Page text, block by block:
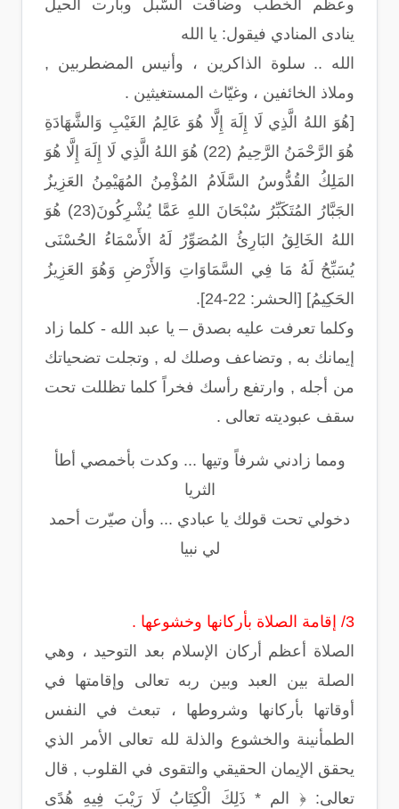
وعظم الخطب وضاقت السُّبل وبارت الحيل
ينادى المنادي فيقول: يا الله
الله .. سلوة الذاكرين ، وأنيس المضطربين ,
وملاذ الخائفين ، وغيّاث المستغيثين .
[هُوَ اللهُ الَّذِي لَا إِلَهَ إِلَّا هُوَ عَالِمُ الغَيْبِ وَالشَّهَادَةِ
هُوَ الرَّحْمَنُ الرَّحِيمُ (22) هُوَ اللهُ الَّذِي لَا إِلَهَ إِلَّا هُوَ
المَلِكُ القُدُّوسُ السَّلَامُ المُؤْمِنُ المُهَيْمِنُ العَزِيزُ
الجَبَّارُ المُتَكَبِّرُ سُبْحَانَ اللهِ عَمَّا يُشْرِكُونَ(23) هُوَ
اللهُ الخَالِقُ البَارِئُ المُصَوِّرُ لَهُ الأَسْمَاءُ الحُسْنَى
يُسَبِّحُ لَهُ مَا فِي السَّمَاوَاتِ وَالأَرْضِ وَهُوَ العَزِيزُ
الحَكِيمُ] [الحشر: 22-24].
وكلما تعرفت عليه بصدق – يا عبد الله - كلما زاد
إيمانك به , وتضاعف وصلك له , وتجلت تضحياتك
من أجله , وارتفع رأسك فخراً كلما تظللت تحت
سقف عبوديته تعالى .
ومما زادني شرفاً وتيها ... وكدت بأخمصي أطأ
الثريا
دخولي تحت قولك يا عبادي ... وأن صيّرت أحمد
لي نبيا
3/ إقامة الصلاة بأركانها وخشوعها .
الصلاة أعظم أركان الإسلام بعد التوحيد ، وهي
الصلة بين العبد وبين ربه تعالى وإقامتها في
أوقاتها بأركانها وشروطها ، تبعث في النفس
الطمأنينة والخشوع والذلة لله تعالى الأمر الذي
يحقق الإيمان الحقيقي والتقوى في القلوب , قال
تعالى: ﴿ الم * ذَلِكَ الْكِتَابُ لَا رَيْبَ فِيهِ هُدًى